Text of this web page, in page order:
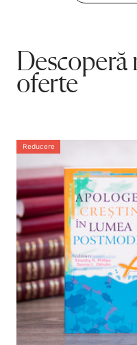
Descoperă
oferte
Reducere